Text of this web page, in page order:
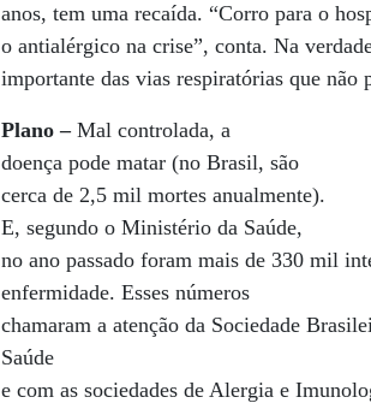
anos, tem uma recaída. “Corro para o
o antialérgico na crise”, conta. Na
importante das vias respiratórias que não
Plano –Mal controlada, a
doença pode matar (no Brasil, são
cerca de 2,5 mil mortes anualmente).
E, segundo o Ministério da Saúde,
no ano passado foram mais de 330 mil
enfermidade. Esses números
chamaram a atenção da Sociedade
Saúde
e com as sociedades de Alergia e